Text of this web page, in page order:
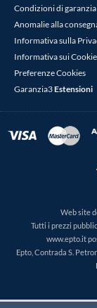
Condizioni di garanzia
Anomalie alla
Informativa sulla
Informativa sui
Preferenze Cookies
Garanzia3Estensioni
Web site
Tutti i prezzi
www.epto.it
Epto, Contrada S.